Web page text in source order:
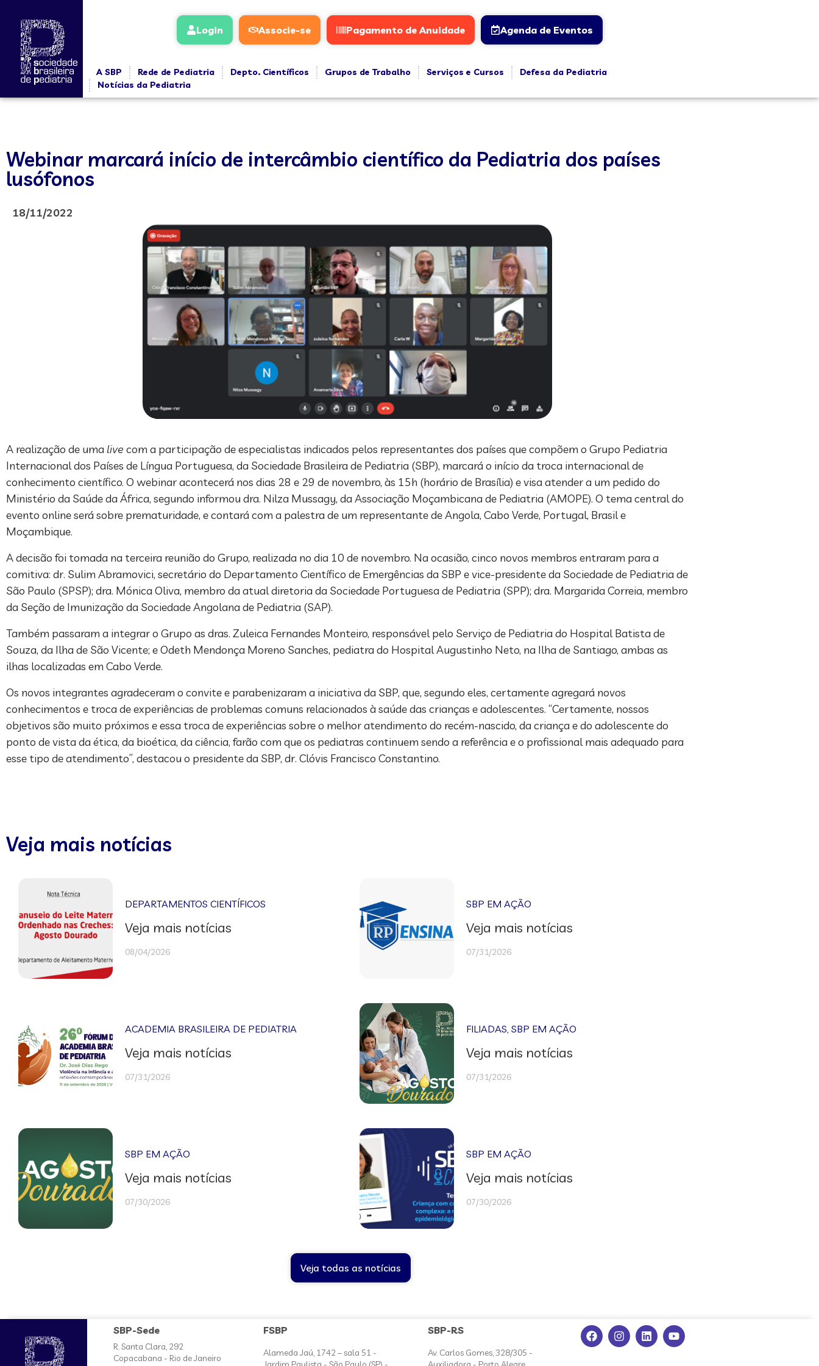
Login Associe-se Pagamento de Anuidade Agenda de Eventos
A SBP Rede de Pediatria Depto. Científicos Grupos de Trabalho Serviços e Cursos
Defesa da Pediatria
Notícias da Pediatria
Webinar marcará início de intercâmbio científico da Pediatria dos países
lusófonos
18/11/2022
A realização de uma live com a participação de especialistas indicados pelos representantes dos países que compõem o Grupo Pediatria
Internacional dos Países de Língua Portuguesa, da Sociedade Brasileira de Pediatria (SBP), marcará o início da troca internacional de
conhecimento científico. O webinar acontecerá nos dias 28 e 29 de novembro, às 15h (horário de Brasília) e visa atender a um pedido do
Ministério da Saúde da África, segundo informou dra. Nilza Mussagy, da Associação Moçambicana de Pediatria (AMOPE). O tema central do
evento online será sobre prematuridade, e contará com a palestra de um representante de Angola, Cabo Verde, Portugal, Brasil e
Moçambique.
A decisão foi tomada na terceira reunião do Grupo, realizada no dia 10 de novembro. Na ocasião, cinco novos membros entraram para a
comitiva: dr. Sulim Abramovici, secretário do Departamento Científico de Emergências da SBP e vice-presidente da Sociedade de Pediatria de
São Paulo (SPSP); dra. Mónica Oliva, membro da atual diretoria da Sociedade Portuguesa de Pediatria (SPP); dra. Margarida Correia, membro
da Seção de Imunização da Sociedade Angolana de Pediatria (SAP).
Também passaram a integrar o Grupo as dras. Zuleica Fernandes Monteiro, responsável pelo Serviço de Pediatria do Hospital Batista de
Souza, da Ilha de São Vicente; e Odeth Mendonça Moreno Sanches, pediatra do Hospital Augustinho Neto, na Ilha de Santiago, ambas as
ilhas localizadas em Cabo Verde.
Os novos integrantes agradeceram o convite e parabenizaram a iniciativa da SBP, que, segundo eles, certamente agregará novos
conhecimentos e troca de experiências de problemas comuns relacionados à saúde das crianças e adolescentes. “Certamente, nossos
objetivos são muito próximos e essa troca de experiências sobre o melhor atendimento do recém-nascido, da criança e do adolescente do
ponto de vista da ética, da bioética, da ciência, farão com que os pediatras continuem sendo a referência e o profissional mais adequado para
esse tipo de atendimento”, destacou o presidente da SBP, dr. Clóvis Francisco Constantino.
Veja mais notícias
DEPARTAMENTOS CIENTÍFICOS
Veja mais notícias
08/04/2026
SBP EM AÇÃO
Veja mais notícias
07/31/2026
ACADEMIA BRASILEIRA DE PEDIATRIA
Veja mais notícias
07/31/2026
FILIADAS ,SBP EM AÇÃO
Veja mais notícias
07/31/2026
SBP EM AÇÃO
Veja mais notícias
07/30/2026
SBP EM AÇÃO
Veja mais notícias
07/30/2026
Veja todas as notícias
SBP-Sede
R. Santa Clara, 292
Copacabana - Rio de Janeiro
FSBP
Alameda Jaú, 1742 – sala 51 -
SBP-RS
Av. Carlos Gomes, 328/305 -